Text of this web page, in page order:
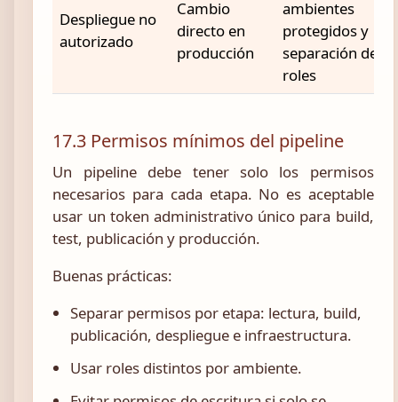
Despliegue no
autorizado
Cambio
directo en
producción
ambientes
protegidos y
separación de
roles
17.3 Permisos mínimos del pipeline
Un pipeline debe tener solo los permisos
necesarios para cada etapa. No es aceptable
usar un token administrativo único para build,
test, publicación y producción.
Buenas prácticas:
Separar permisos por etapa: lectura, build,
publicación, despliegue e infraestructura.
Usar roles distintos por ambiente.